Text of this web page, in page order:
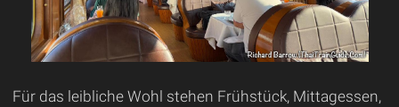
Für das leibliche Wohl stehen Frühstück, Mittagessen,